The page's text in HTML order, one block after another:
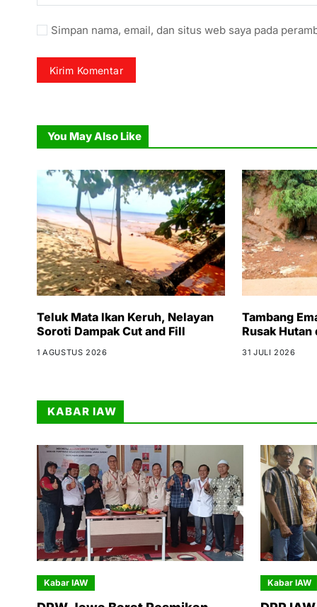
Simpan nama, email, dan situs web saya pada
You May Also Like
Teluk Mata Ikan Keruh, Nelayan
Soroti Dampak Cut and Fill
1 AGUSTUS 2026
Tambang
Rusak
31 JULI 2026
KABAR IAW
Kabar IAW Kabar IAW